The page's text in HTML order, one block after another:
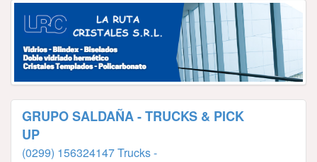
GRUPO SALDAÑA - TRUCKS & PICK
UP
(0299) 156324147 Trucks -